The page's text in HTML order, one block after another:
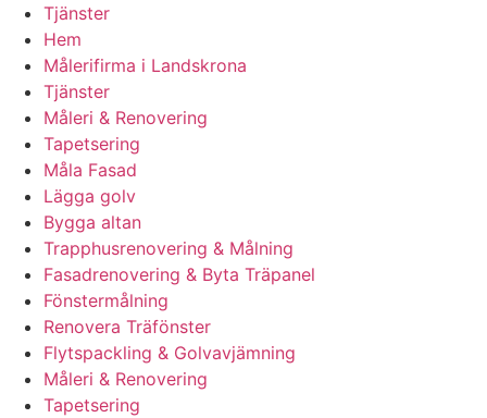
Tjänster
Hem
Målerifirma i Landskrona
Tjänster
Måleri & Renovering
Tapetsering
Måla Fasad
Lägga golv
Bygga altan
Trapphusrenovering & Målning
Fasadrenovering & Byta Träpanel
Fönstermålning
Renovera Träfönster
Flytspackling & Golvavjämning
Måleri & Renovering
Tapetsering